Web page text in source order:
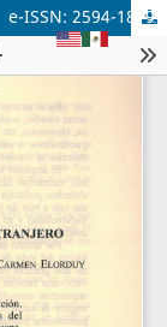
e-ISSN: 2594-1879